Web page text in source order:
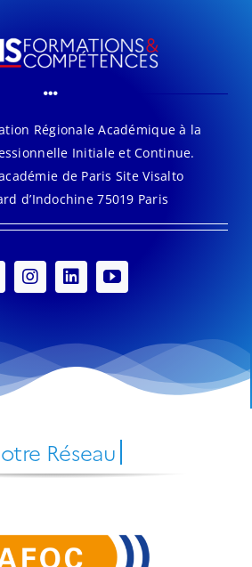
Régionale Académique à la
Initiale et Continue.
de Paris Site Visalto
d’Indochine 75019 Paris